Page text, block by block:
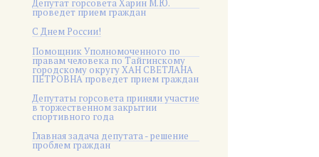
Депутат горсовета Харин М.Ю.
проведет прием граждан
С Днем России!
Помощник Уполномоченного по
правам человека по Тайгинскому
городскому округу ХАН СВЕТЛАНА
ПЕТРОВНА проведет прием граждан
Депутаты горсовета приняли участие
в торжественном закрытии
спортивного года
Главная задача депутата - решение
проблем граждан